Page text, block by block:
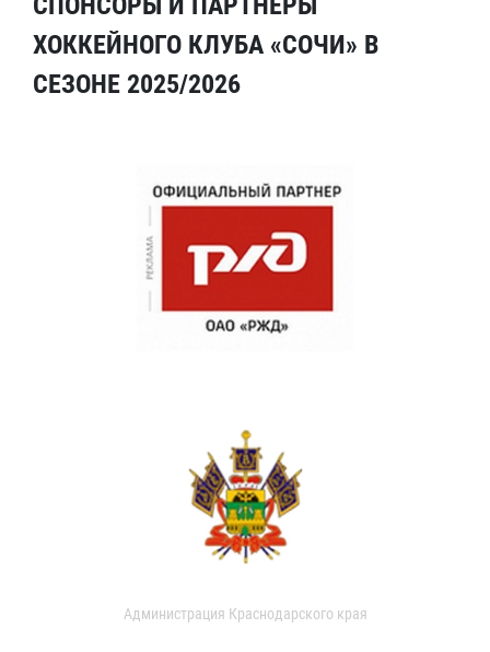
ХОККЕЙНОГО КЛУБА «СОЧИ» В
СЕЗОНЕ 2025/2026
Администрация Краснодарского края